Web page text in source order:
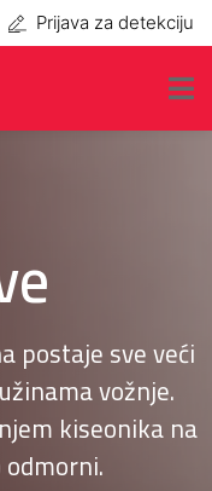
Prijava za detekciju
postaje sve veći
vožnje.
kiseonika na